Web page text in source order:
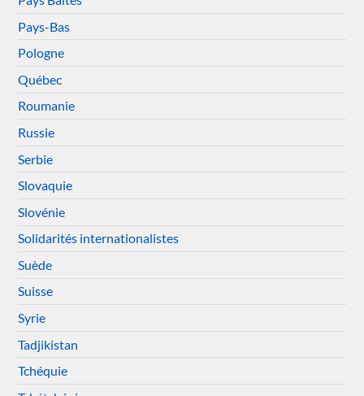
Pays-Bas
Pologne
Québec
Roumanie
Russie
Serbie
Slovaquie
Slovénie
Solidarités internationalistes
Suède
Suisse
Syrie
Tadjikistan
Tchéquie